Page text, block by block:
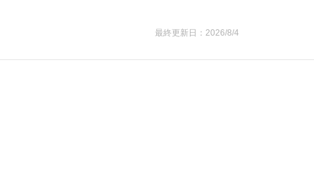
最終更新日：2026/8/4